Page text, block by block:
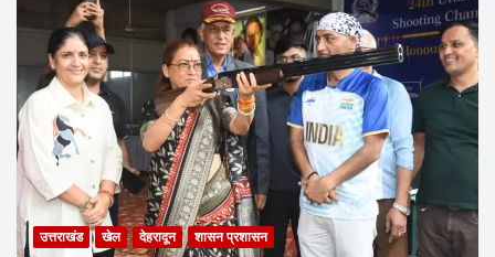
उत्तराखंड खेल देहरादून शासन प्रशासन